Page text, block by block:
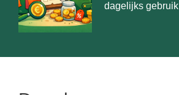
dagelijks gebruik